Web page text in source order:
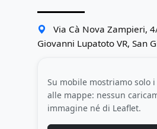
Via Cà Nova Zampieri,
Giovanni Lupatoto VR, San
Su mobile mostriamo solo
alle mappe: nessun
immagine né di Leaflet.